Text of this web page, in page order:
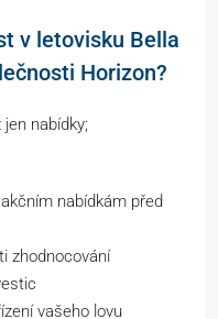
v letovisku Bella
Horizon?
nabídky;
nabídkám před
zhodnocování
vašeho lovu